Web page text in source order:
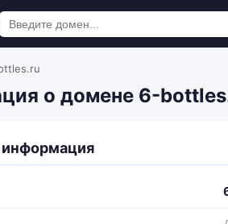
о домене 6-
информация